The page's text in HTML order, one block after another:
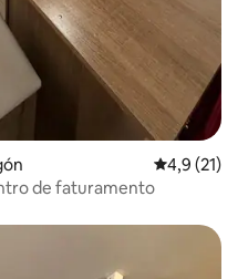
4,9 de uma
4,9 (21)
de faturamento
hóspedes